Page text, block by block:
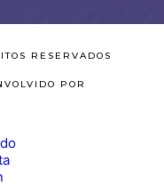
RESERVADOS
POR